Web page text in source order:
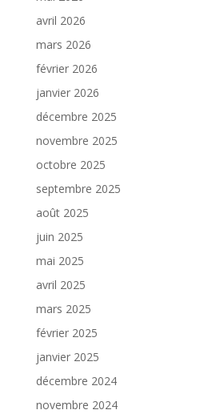
avril 2026
mars 2026
février 2026
janvier 2026
décembre 2025
novembre 2025
octobre 2025
septembre 2025
août 2025
juin 2025
mai 2025
avril 2025
mars 2025
février 2025
janvier 2025
décembre 2024
novembre 2024